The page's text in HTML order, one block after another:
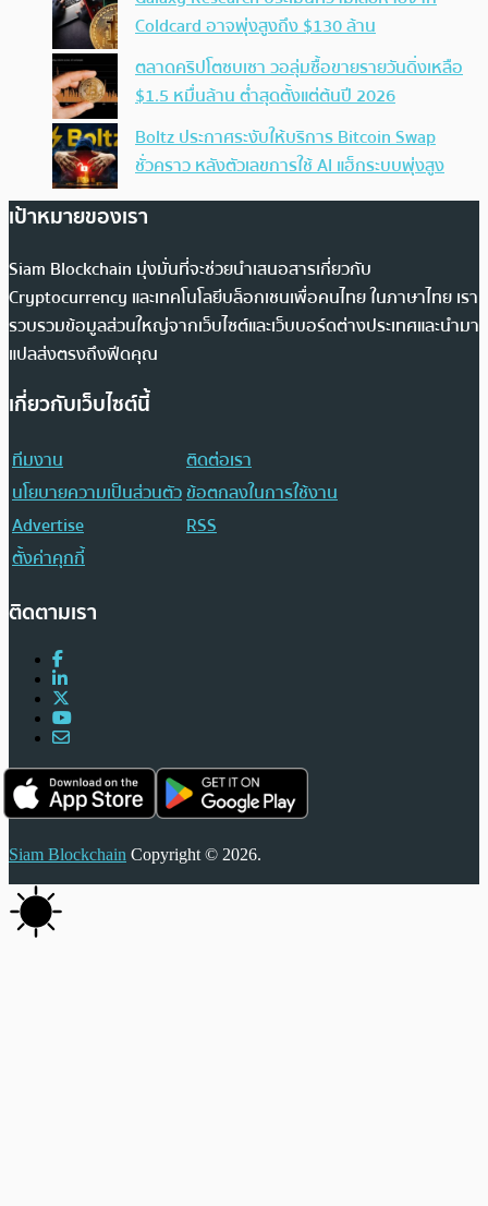
Coldcard อาจพุ่งสูงถึง $130 ล้าน
ตลาดคริปโตซบเซา วอลุ่มซื้อขายรายวันดิ่งเหลือ
$1.5 หมื่นล้าน ต่ำสุดตั้งแต่ต้นปี 2026
Boltz ประกาศระงับให้บริการ Bitcoin Swap
ชั่วคราว หลังตัวเลขการใช้ AI แฮ็กระบบพุ่งสูง
เป้าหมายของเรา
Siam Blockchain มุ่งมั่นที่จะช่วยนำเสนอสารเกี่ยวกับ
Cryptocurrency และเทคโนโลยีบล็อกเชนเพื่อคนไทย ในภาษาไทย เรา
รวบรวมข้อมูลส่วนใหญ่จากเว็บไซต์และเว็บบอร์ดต่างประเทศและนำมา
แปลส่งตรงถึงฟีดคุณ
เกี่ยวกับเว็บไซต์นี้
ทีมงาน
ติดต่อเรา
นโยบายความเป็นส่วนตัวข้อตกลงในการใช้งาน
Advertise
RSS
ตั้งค่าคุกกี้
ติดตามเรา
Siam Blockchain Copyright © 2026.